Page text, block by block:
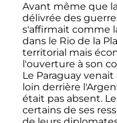
Avant même que
délivrée des
s'affirmait comme
dans le Rio de la
territorial mais
l'ouverture à son
Le Paraguay
loin derrière
était pas absent.
certains de ses